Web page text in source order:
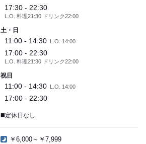
17:30 - 22:30
L.O. 料理21:30 ドリンク22:00
土・日
11:00 - 14:30 L.O. 14:00
17:00 - 22:30
L.O. 料理21:30 ドリンク22:00
祝日
11:00 - 14:30 L.O. 14:00
17:00 - 22:30
◼️定休日なし
￥6,000～￥7,999